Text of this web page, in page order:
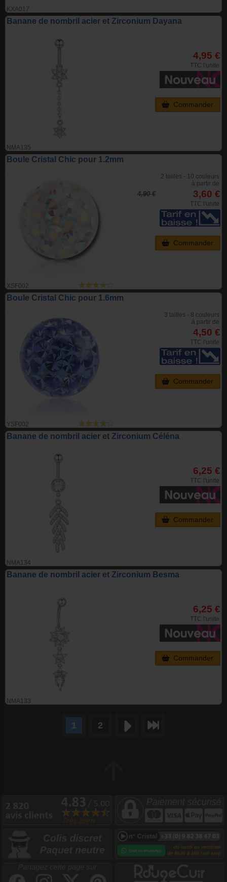
KXA017
Banane de nombril acier et Zirconium Dayana
NMA135
4,95 €
TTC l'unite
Commander
Boule Cristal Chic pour 1.2mm
XSF002
2 tailles - 10 couleurs
à partir de
4,90 € 3,60 €
TTC l'unite
Commander
Boule Cristal Chic pour 1.6mm
YSF002
3 tailles - 8 couleurs
à partir de
4,50 €
TTC l'unite
Commander
Banane de nombril acier et Zirconium Céléna
NMA134
6,25 €
TTC l'unite
Commander
Banane de nombril acier et Zirconium Besma
NMA133
6,25 €
TTC l'unite
Commander
1 2